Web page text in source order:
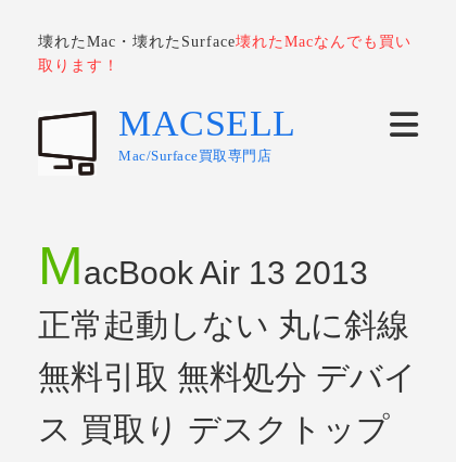
壊れたMac・壊れたSurface壊れたMacなんでも買い
取ります！
MACSELL
Mac/Surface買取専門店
MacBook Air 13 2013
正常起動しない 丸に斜線
無料引取 無料処分 デバイ
ス 買取り デスクトップ